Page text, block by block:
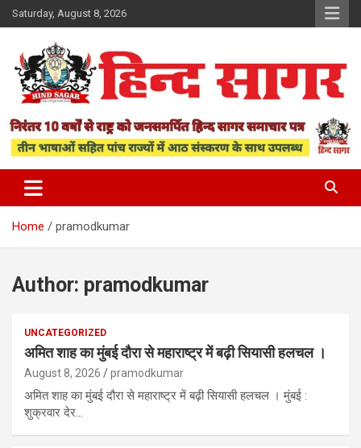
Skip
to
Saturday, August 8, 2026
Hind Sagar
Home pramodkumar
Author: pramodkumar
UNCATEGORIZED
अमित शाह का मुंबई दौरा से महाराष्ट्र में बढ़ी सियासी हलचल ।
August 8, 2026 pramodkumar
अमित शाह का मुंबई दौरा से महाराष्ट्र में बढ़ी सियासी हलचल । मुंबई :
शुक्रवार देर…